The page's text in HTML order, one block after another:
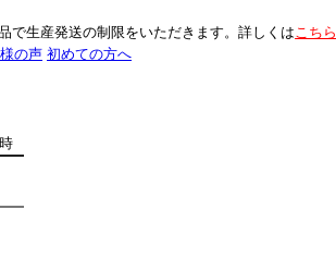
で生産発送の制限をいただきます。詳しくはこちら
の声 初めての方へ